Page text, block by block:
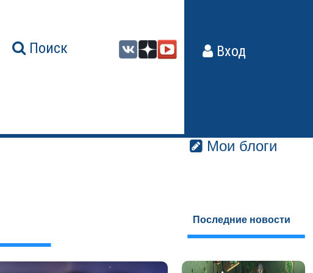
Поиск Вход
Мои блоги
Последние новости